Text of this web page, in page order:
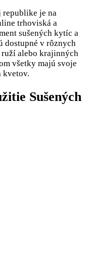
republike je na
trhoviská a
sušených kytíc a
dostupné v rôznych
alebo krajinných
všetky majú svoje
kvetov.
Sušených